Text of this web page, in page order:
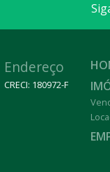
Endereço
CRECI: 180972-F